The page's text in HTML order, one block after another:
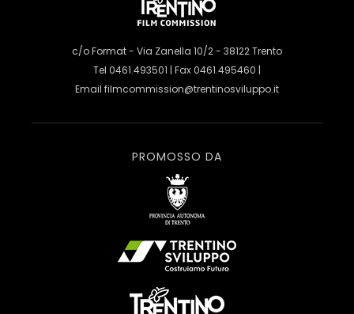
c/o Format - Via Zanella 10/2 - 38122 Trento
Tel 0461.493501 | Fax 0461.495460 |
Email filmcommission@trentinosviluppo.it
PROMOSSO DA